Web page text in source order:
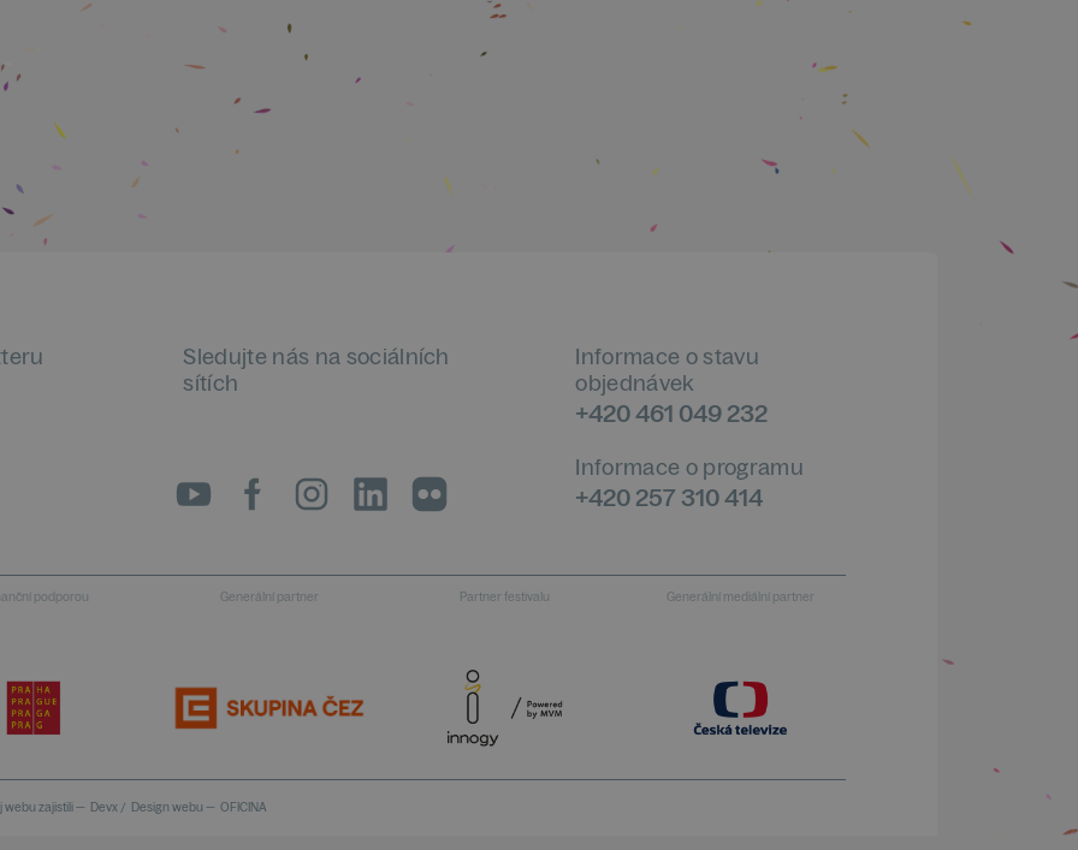
Sledujte nás na sociálních
sítích
Informace o stavu
objednávek
+420 461 049 232
Informace o programu
+420 257 310 414
podporou Generální partner Partner festivalu Generální mediální partner
webu zajistili — Devx / Design webu — OFICINA